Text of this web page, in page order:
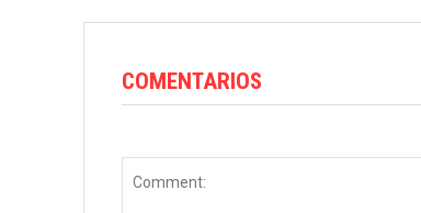
COMENTARIOS